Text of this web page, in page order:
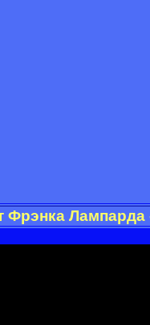
Лампарда